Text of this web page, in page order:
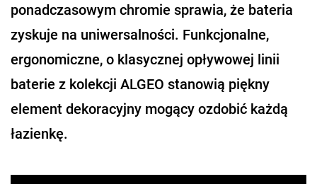
ponadczasowym chromie sprawia, że bateria
zyskuje na uniwersalności. Funkcjonalne,
ergonomiczne, o klasycznej opływowej linii
baterie z kolekcji ALGEO stanowią piękny
element dekoracyjny mogący ozdobić każdą
łazienkę.